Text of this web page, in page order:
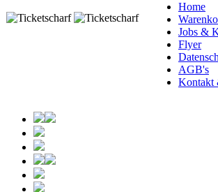
Home
Jobs &
Flyer
AGB's
Kontakt